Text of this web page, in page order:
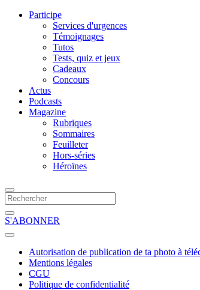
Participe
Services d'urgences
Témoignages
Tutos
Tests, quiz et jeux
Cadeaux
Concours
Actus
Podcasts
Magazine
Rubriques
Sommaires
Feuilleter
Hors-séries
Héroïnes
S'ABONNER
Autorisation de publication de ta photo à
Mentions légales
CGU
Politique de confidentialité